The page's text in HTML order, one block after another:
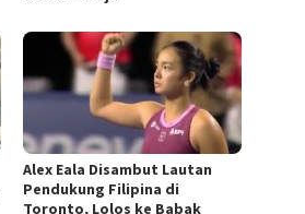
Alex Eala Disambut Lautan
Pendukung Filipina di
Toronto, Lolos ke Babak